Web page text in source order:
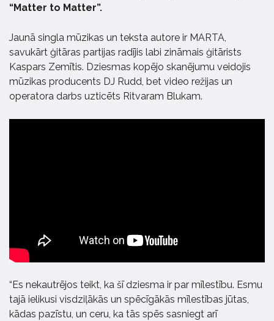
“Matter to Matter”.
Jaunā singla mūzikas un teksta autore ir MARTA,
savukārt ģitāras partijas radījis labi zināmais ģitārists
Kaspars Zemītis. Dziesmas kopējo skanējumu veidojis
mūzikas producents DJ Rudd, bet video režijas un
operatora darbs uzticēts Ritvaram Blukam.
“Es nekautrējos teikt, ka šī dziesma ir par mīlestību. Esmu
tajā ielikusi visdziļākās un spēcīgākās mīlestības jūtas,
kādas pazīstu, un ceru, ka tās spēs sasniegt arī